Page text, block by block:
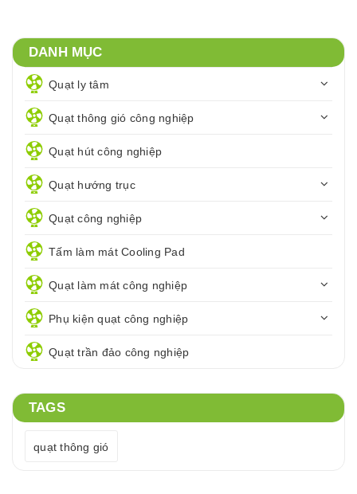
DANH MỤC
Quạt ly tâm
Quạt thông gió công nghiệp
Quạt hút công nghiệp
Quạt hướng trục
Quạt công nghiệp
Tấm làm mát Cooling Pad
Quạt làm mát công nghiệp
Phụ kiện quạt công nghiệp
Quạt trần đảo công nghiệp
TAGS
quạt thông gió